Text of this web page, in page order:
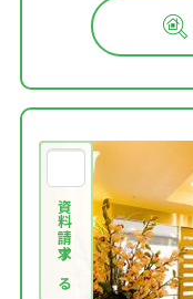
資料請求する